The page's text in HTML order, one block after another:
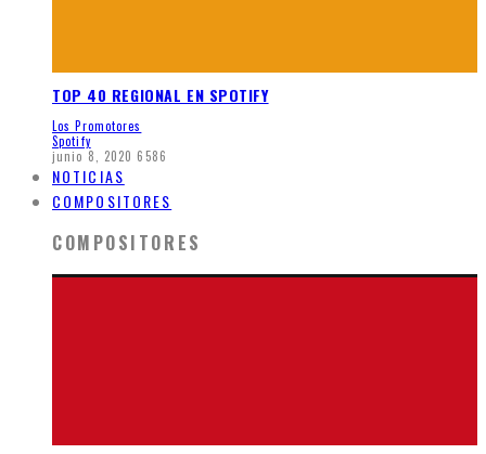
TOP 40 REGIONAL EN SPOTIFY
Los Promotores
Spotify
junio 8, 2020 6586
NOTICIAS
COMPOSITORES
COMPOSITORES